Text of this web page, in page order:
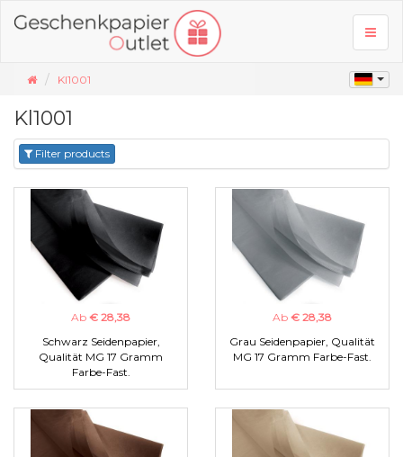
Kl1001
Kl1001
Filter products
Ab € 28,38
Schwarz Seidenpapier,
Qualität MG 17 Gramm
Farbe-Fast.
Ab € 28,38
Grau Seidenpapier, Qualität
MG 17 Gramm Farbe-Fast.